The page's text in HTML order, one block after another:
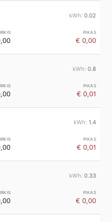
0.02
€ 0,00
0.8
€ 0,01
1.4
€ 0,01
0.33
€ 0,00